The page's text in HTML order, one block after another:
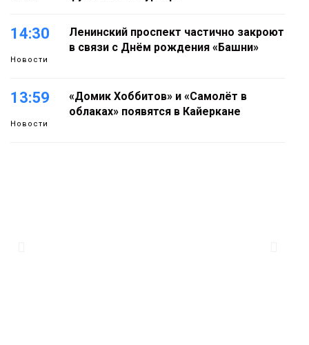
14:30
Новости
Ленинский проспект частично закроют
в связи с Днём рождения «Башни»
13:59
Новости
«Домик Хоббитов» и «Самолёт в
облаках» появятся в Кайеркане